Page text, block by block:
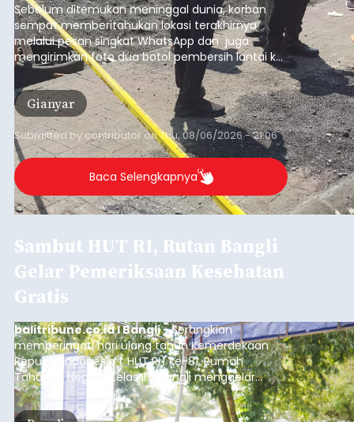
Sebelum ditemukan meninggal dunia, korban
sempat memberitahukan lokasi terakhirnya
melalui pesan singkat WhatsApp dan juga
mengirimkan foto dua botol pembersih lantai ke
istrinya.
Gianyar
Submitted by contributoronThu, 08/06/2026 - 21:06
Baca Selengkapnya
Sambut HUT RI, Rutan Bangli
Gelar Pemeriksaan Kesehatan
Gratis
balitribune.co.id I Bangli -Serangkian
memperingati hari ulang tahun Kemerdekaan
Republik Indonesia ( HUT RI) ke-81, Rumah
Tahanan Negara Kelas II B Bangli menggelar
kegiatan pemeriksaan kesehatan gratis, Rabu
(6/8/2026).